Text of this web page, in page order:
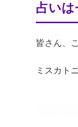
占い
皆さん、
ミスカト